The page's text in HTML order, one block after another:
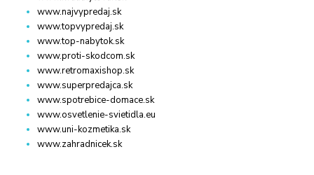
www.najvypredaj.sk
www.topvypredaj.sk
www.top-nabytok.sk
www.proti-skodcom.sk
www.retromaxishop.sk
www.superpredajca.sk
www.spotrebice-domace.sk
www.osvetlenie-svietidla.eu
www.uni-kozmetika.sk
www.zahradnicek.sk